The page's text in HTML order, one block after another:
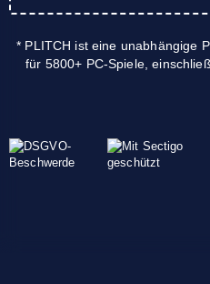
* PLITCH ist eine unabhängige
für 5800+ PC-Spiele,